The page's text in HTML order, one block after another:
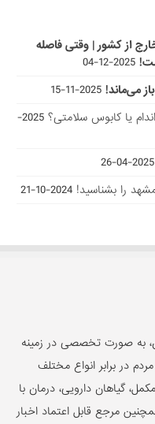
از کشور | وقتی فاصله
2025-12-04
می‌ماند! 2025-11-15
یا کابوس سلامتی؟
2025-
2025-04-26
2024-10-21
به صورت تخصصی در زمینه
در برابر انواع مختلف
گیاهان دارویی، درمان با
مرجع قابل اعتماد اخبار